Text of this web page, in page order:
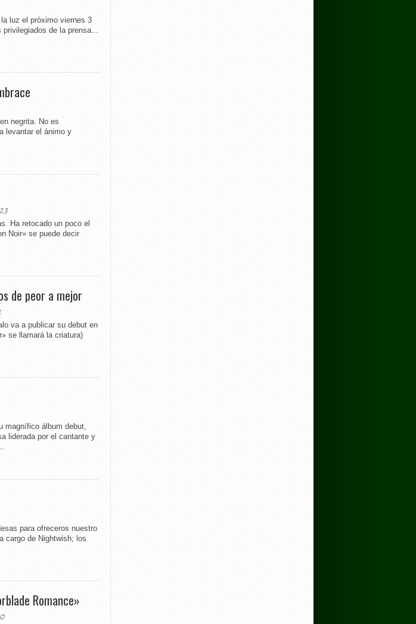
luz el próximo viernes 3
de la prensa...
negrita. No es
levantar el ánimo y
Ha retocado un poco el
Noir» se puede decir
de peor a mejor
va a publicar su debut en
se llamará la criatura)
magnífico álbum debut,
liderada por el cantante y
para ofreceros nuestro
cargo de Nightwish; los
Romance»